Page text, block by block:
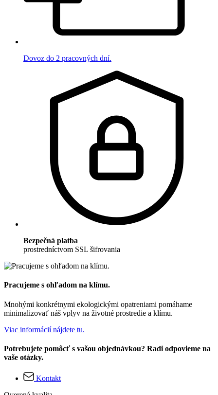
Dovoz do 2 pracovných dní.
Bezpečná platba
prostredníctvom SSL šifrovania
Pracujeme s ohľadom na klímu.
Mnohými konkrétnymi ekologickými opatreniami pomáhame
minimalizovať náš vplyv na životné prostredie a klímu.
Viac informácií nájdete tu.
Potrebujete pomôcť s vašou objednávkou? Radi odpovieme na
vaše otázky.
Kontakt